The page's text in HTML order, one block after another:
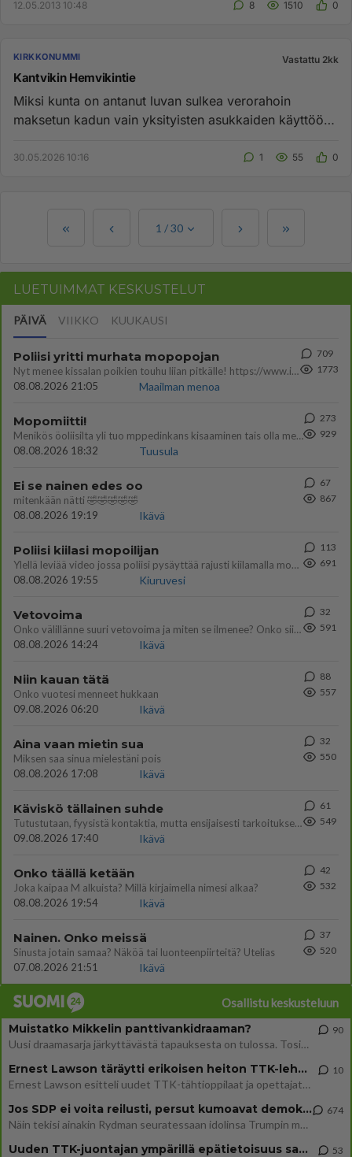
12.05.2013 10:48 8 1510 0
KIRKKONUMMI Vastattu 2kk
Kantvikin Hemvikintie
Miksi kunta on antanut luvan sulkea verorahoin
maksetun kadun vain yksityisten asukkaiden käyttöön?
30.05.2026 10:16 1 55 0
1 /30
LUETUIMMAT KESKUSTELUT
PÄIVÄ VIIKKO KUUKAUSI
Poliisi yritti murhata mopopojan
Nyt menee kissalan poikien touhu liian pitkälle! https://www.is.fi/kotimaa/art-2000012193221.html Karu video mopomiiti
08.08.2026 21:05
Maailman menoa
709
1773
Mopomiitti!
Menikös öoliisilta yli tuo mppedinkans kisaaminen tais olla melkoinen riski vahigoittaa tarpeettomasti jopa kuolla tuoss
08.08.2026 18:32
Tuusula
273
929
Ei se nainen edes oo
mitenkään nätti 🤣🤣🤣🤣🤣
08.08.2026 19:19
Ikävä
67
867
Poliisi kiilasi mopoilijan
Ylellä leviää video jossa poliisi pysäyttää rajusti kiilamalla mopo pojan. Toivottavasti poliisi ottaa tuosta mallia myö
08.08.2026 19:55
Kiuruvesi
113
691
Vetovoima
Onko välillänne suuri vetovoima ja miten se ilmenee? Onko siitä haittaa?
08.08.2026 14:24
Ikävä
32
591
Niin kauan tätä
Onko vuotesi menneet hukkaan
09.08.2026 06:20
Ikävä
88
557
Aina vaan mietin sua
Miksen saa sinua mielestäni pois
08.08.2026 17:08
Ikävä
32
550
Käviskö tällainen suhde
Tutustutaan, fyysistä kontaktia, mutta ensijaisesti tarkoituksena ei ole aloittaa mitään virallista tai rikkoa mitään? E
09.08.2026 17:40
Ikävä
61
549
Onko täällä ketään
Joka kaipaa M alkuista? Millä kirjaimella nimesi alkaa?
08.08.2026 19:54
Ikävä
42
532
Nainen. Onko meissä
Sinusta jotain samaa? Näköä tai luonteenpiirteitä? Utelias
07.08.2026 21:51
Ikävä
37
520
Osallistu keskusteluun
Muistatko Mikkelin panttivankidraaman?
Uusi draamasarja järkyttävästä tapauksesta on tulossa. Tositapahtumiin perustuva sarja ammentaa vuoden 1986 Mikkelin pan
90
Ernest Lawson täräytti erikoisen heiton TTK-lehdistötilaisuudessa: " Onko tässä tarkoituksena...?"
Ernest Lawson esitteli uudet TTK-tähtioppilaat ja opettajat torstaina 6.8. lehdistölle. Tulevalla kaudella on yksi hausk
10
Jos SDP ei voita reilusti, persut kumoavat demokratian Suomesta
Näin tekisi ainakin Rydman seuratessaan idolinsa Trumpin mallia https://www.is.fi/politiikka/art-2000012187244.html
674
Uuden TTK-juontajan ympärillä epätietoisuus sakenee - Nyt MTV hämmentää soppaa 53